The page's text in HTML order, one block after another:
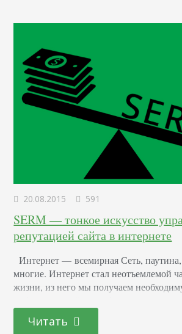
коллегам, делились своим опытом,…
20.08.2015 591
SERM — тонкое искусство
репутацией сайта в интернете
Интернет — всемирная Сеть,
многие. Интернет стал неотъемлемой
жизни, из него мы получаем
управлять информацией в интернете,
нужно? SERM( Search Engine
Читать